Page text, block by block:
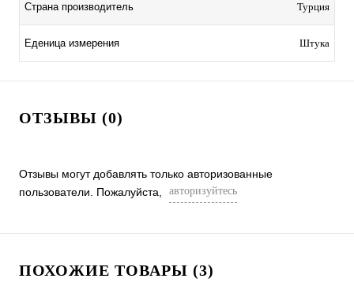
Страна производитель Турция
Еденица измерения Штука
ОТЗЫВЫ (0)
Отзывы могут добавлять только авторизованные
пользователи. Пожалуйста,
авторизуйтесь
ПОХОЖИЕ ТОВАРЫ (3)